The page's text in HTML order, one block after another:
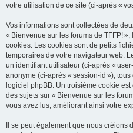
votre utilisation de ce site (ci-après «
Vos informations sont collectées de
« Bienvenue sur les forums de TFFP!
cookies. Les cookies sont de petits
temporaires de votre navigateur web.
un identifiant utilisateur (ci-après «
anonyme (ci-après « session-id »),
logiciel phpBB. Un troisième cookie
des sujets sur « Bienvenue sur les
vous avez lus, améliorant ainsi votre
Il se peut également que nous